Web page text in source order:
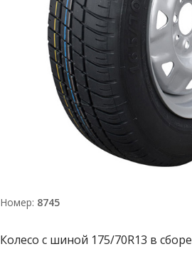
Номер: 8745
Колесо с шиной 175/70R13 в сборе